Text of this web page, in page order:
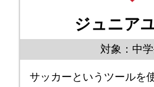
ジュニア
対象：中
サッカーというツールを